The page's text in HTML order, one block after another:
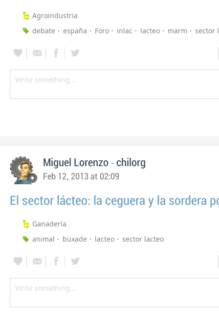
Agroindustria
debate
españa Foro inlac lacteo marm sector
Miguel Lorenzo - chilorg
Feb 12, 2013 at 02:09
El sector lácteo: la ceguera y la sordera
Ganadería
animal
buxade lacteo sector lacteo